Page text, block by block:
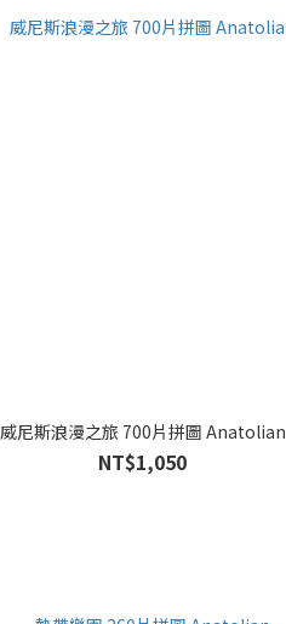
威尼斯浪漫之旅 700片拼圖 Anatolian
NT$1,050